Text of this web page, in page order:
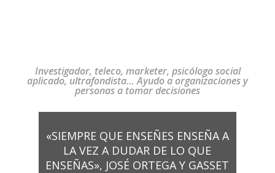
Investigador, teleco, marketer, psicólogo social
aplicado, ultrafondista… Ayudo a organizaciones y
personas a tomar decisiones
«SIEMPRE QUE ENSEÑES ENSEÑA A
LA VEZ A DUDAR DE LO QUE
ENSEÑAS», JOSÉ ORTEGA Y GASSET